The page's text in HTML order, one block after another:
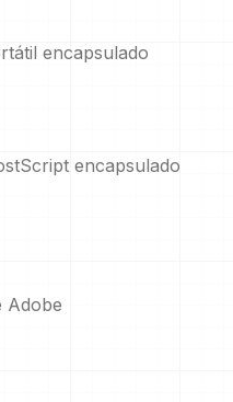
encapsulado
encapsulado
Adobe